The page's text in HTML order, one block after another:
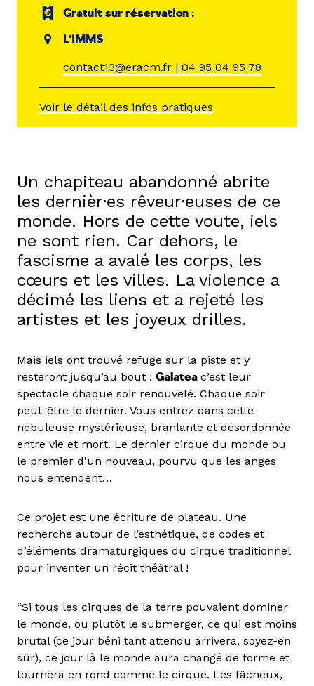
Gratuit sur réservation :
L'IMMS
contact13@eracm.fr | 04 95 04 95 78
Voir le détail des infos pratiques
Un chapiteau abandonné abrite
les dernièr·es rêveur·euses de ce
monde. Hors de cette voute, iels
ne sont rien. Car dehors, le
fascisme a avalé les corps, les
cœurs et les villes. La violence a
décimé les liens et a rejeté les
artistes et les joyeux drilles.
Mais iels ont trouvé refuge sur la piste et y
resteront jusqu’au bout ! Galatea c’est leur
spectacle chaque soir renouvelé. Chaque soir
peut-être le dernier. Vous entrez dans cette
nébuleuse mystérieuse, branlante et désordonnée
entre vie et mort. Le dernier cirque du monde ou
le premier d’un nouveau, pourvu que les anges
nous entendent…
Ce projet est une écriture de plateau. Une
recherche autour de l’esthétique, de codes et
d’éléments dramaturgiques du cirque traditionnel
pour inventer un récit théâtral !
“Si tous les cirques de la terre pouvaient dominer
le monde, ou plutôt le submerger, ce qui est moins
brutal (ce jour béni tant attendu arrivera, soyez-en
sûr), ce jour là le monde aura changé de forme et
tournera en rond comme le cirque. Les fâcheux,